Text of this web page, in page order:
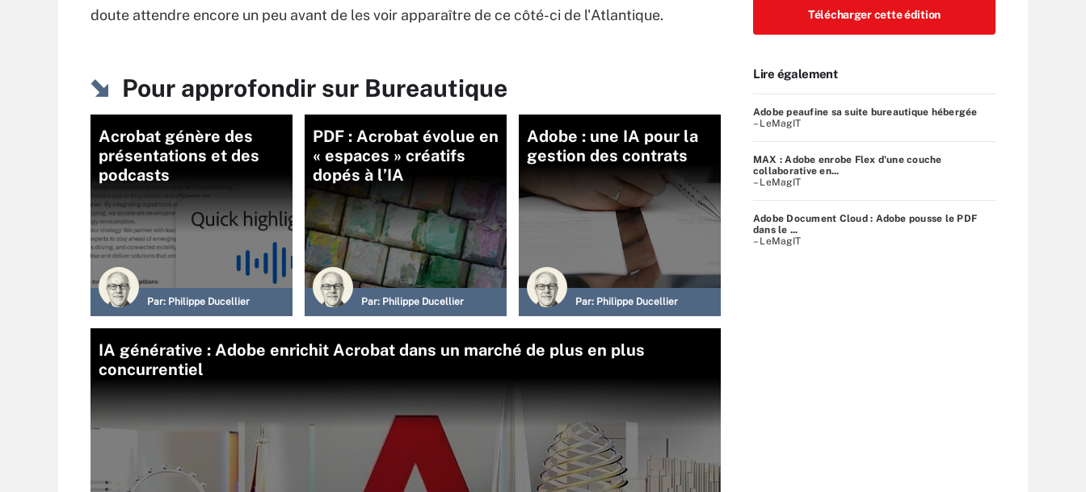
doute attendre encore un peu avant de les voir apparaître de ce côté-ci de l'Atlantique.
Pour approfondir sur Bureautique
Acrobat génère des
présentations et des
podcasts
Par: Philippe Ducellier
PDF : Acrobat évolue en
« espaces » créatifs
dopés à l’IA
Par: Philippe Ducellier
Adobe : une IA pour la
gestion des contrats
Par: Philippe Ducellier
IA générative : Adobe enrichit Acrobat dans un marché de plus en plus
concurrentiel
Télécharger cette édition
Lire également
Adobe peaufine sa suite bureautique hébergée
– LeMagIT
MAX : Adobe enrobe Flex d'une couche
collaborative en...
– LeMagIT
Adobe Document Cloud : Adobe pousse le PDF
dans le ...
– LeMagIT